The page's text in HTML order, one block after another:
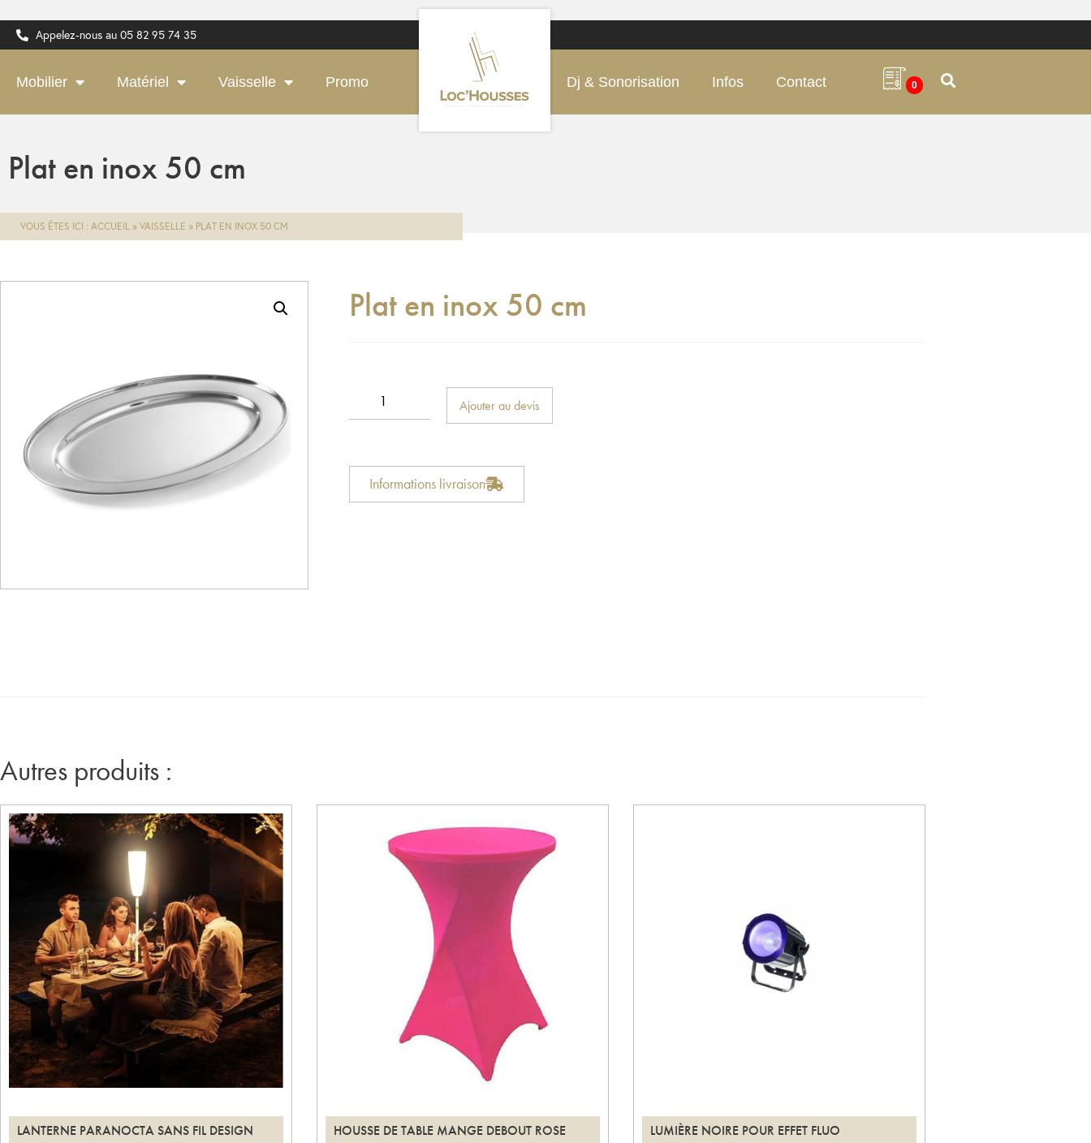
Appelez-nous au 05 82 95 74 35
Mobilier Matériel Vaisselle Promo Dj & Sonorisation Infos Contact 0
Plat en inox 50 cm
VOUS ÊTES ICI : ACCUEIL » VAISSELLE » PLAT EN INOX 50 CM
Plat en inox 50 cm
Ajouter au devis
Informations livraison
Autres produits :
LANTERNE PARANOCTA SANS FIL DESIGN HOUSSE DE TABLE MANGE DEBOUT ROSE LUMIÈRE NOIRE POUR EFFET FLUO